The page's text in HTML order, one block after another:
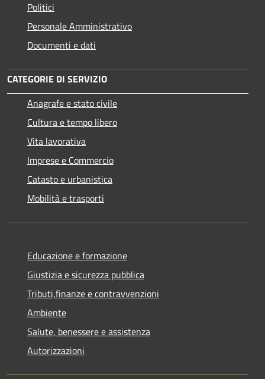
Politici
Personale Amministrativo
Documenti e dati
CATEGORIE DI SERVIZIO
Anagrafe e stato civile
Cultura e tempo libero
Vita lavorativa
Imprese e Commercio
Catasto e urbanistica
Mobilità e trasporti
Educazione e formazione
Giustizia e sicurezza pubblica
Tributi,finanze e contravvenzioni
Ambiente
Salute, benessere e assistenza
Autorizzazioni